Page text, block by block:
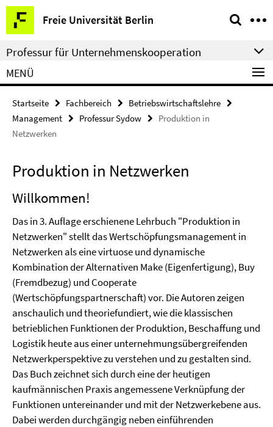
Springe
direkt
zu
Inhalt
Freie Universität Berlin
Service-
Navigation
Professur für Unternehmenskooperation
MENÜ
Startseite Fachbereich
Betriebswirtschaftslehre
Management
Professur Sydow
Produktion in
Netzwerken
Produktion in Netzwerken
Willkommen!
Das in 3. Auflage erschienene Lehrbuch "Produktion in
Netzwerken" stellt das Wertschöpfungsmanagement in
Netzwerken als eine virtuose und dynamische
Kombination der Alternativen Make (Eigenfertigung), Buy
(Fremdbezug) und Cooperate
(Wertschöpfungspartnerschaft) vor. Die Autoren zeigen
anschaulich und theoriefundiert, wie die klassischen
betrieblichen Funktionen der Produktion, Beschaffung und
Logistik heute aus einer unternehmungsübergreifenden
Netzwerkperspektive zu verstehen und zu gestalten sind.
Das Buch zeichnet sich durch eine der heutigen
kaufmännischen Praxis angemessene Verknüpfung der
Funktionen untereinander und mit der Netzwerkebene aus.
Dabei werden durchgängig neben einführenden